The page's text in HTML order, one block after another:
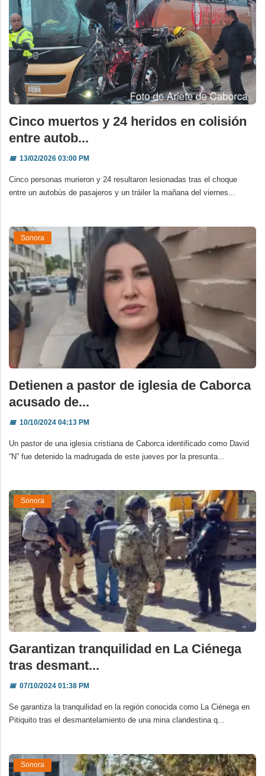
Cinco muertos y 24 heridos en colisión
entre autob...
📅13/02/2026 03:00 PM
Cinco personas murieron y 24 resultaron lesionadas tras el choque
entre un autobús de pasajeros y un tráiler la mañana del viernes...
Sonora
Detienen a pastor de iglesia de Caborca
acusado de...
📅10/10/2024 04:13 PM
Un pastor de una iglesia cristiana de Caborca identificado como David
“N” fue detenido la madrugada de este jueves por la presunta...
Sonora
Garantizan tranquilidad en La Ciénega
tras desmant...
📅07/10/2024 01:38 PM
Se garantiza la tranquilidad en la región conocida como La Ciénega en
Pitiquito tras el desmantelamiento de una mina clandestina q...
Sonora